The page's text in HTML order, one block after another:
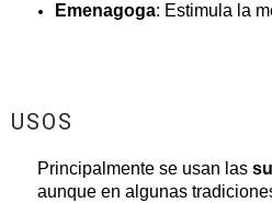
Emenagoga: Estimula la
USOS
Principalmente se usan las
aunque en algunas